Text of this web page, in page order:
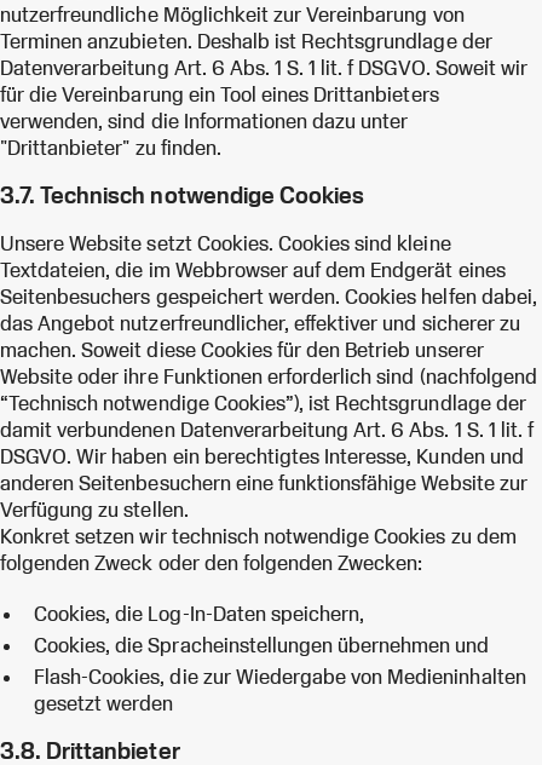
nutzerfreundliche Möglichkeit zur Vereinbarung von
Terminen anzubieten. Deshalb ist Rechtsgrundlage der
Datenverarbeitung Art. 6 Abs. 1 S. 1 lit. f DSGVO. Soweit wir
für die Vereinbarung ein Tool eines Drittanbieters
verwenden, sind die Informationen dazu unter
"Drittanbieter" zu finden.
3.7. Technisch notwendige Cookies
Unsere Website setzt Cookies. Cookies sind kleine
Textdateien, die im Webbrowser auf dem Endgerät eines
Seitenbesuchers gespeichert werden. Cookies helfen dabei,
das Angebot nutzerfreundlicher, effektiver und sicherer zu
machen. Soweit diese Cookies für den Betrieb unserer
Website oder ihre Funktionen erforderlich sind (nachfolgend
“Technisch notwendige Cookies”), ist Rechtsgrundlage der
damit verbundenen Datenverarbeitung Art. 6 Abs. 1 S. 1 lit. f
DSGVO. Wir haben ein berechtigtes Interesse, Kunden und
anderen Seitenbesuchern eine funktionsfähige Website zur
Verfügung zu stellen.
Konkret setzen wir technisch notwendige Cookies zu dem
folgenden Zweck oder den folgenden Zwecken:
Cookies, die Log-In-Daten speichern,
Cookies, die Spracheinstellungen übernehmen und
Flash-Cookies, die zur Wiedergabe von Medieninhalten
gesetzt werden
3.8. Drittanbieter